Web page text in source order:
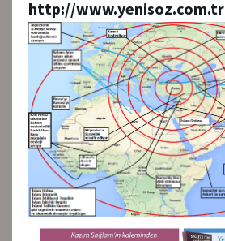
http://www.yenisoz.com.tr